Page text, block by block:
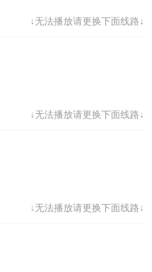
↓无法播放请更换下面线路↓
↓无法播放请更换下面线路↓
↓无法播放请更换下面线路↓